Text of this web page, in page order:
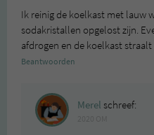
Ik reinig de koelkast met lauw
sodakristallen opgelost zijn.
afdrogen en de koelkast
Beantwoorden
Merel schreef: